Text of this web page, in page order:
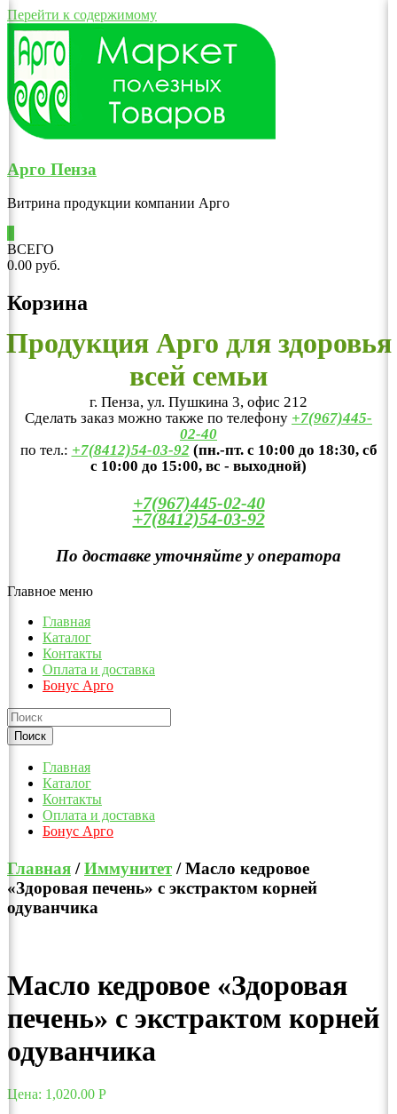
Перейти к содержимому
Арго Пенза
Витрина продукции компании Арго
ВСЕГО
0.00 руб.
Корзина
Продукция Арго для здоровья
всей семьи
г. Пенза, ул. Пушкина 3, офис 212
Сделать заказ можно также по телефону +7(967)445-
02-40
по тел.: +7(8412)54-03-92 (пн.-пт. с 10:00 до 18:30, сб
с 10:00 до 15:00, вс - выходной)
+7(967)445-02-40
+7(8412)54-03-92
По доставке уточняйте у оператора
Главное меню
Главная
Каталог
Контакты
Оплата и доставка
Бонус Арго
Главная
Каталог
Контакты
Оплата и доставка
Бонус Арго
Главная /Иммунитет / Масло кедровое
«Здоровая печень» с экстрактом корней
одуванчика
Масло кедровое «Здоровая
печень» с экстрактом корней
одуванчика
Цена: 1,020.00 Р